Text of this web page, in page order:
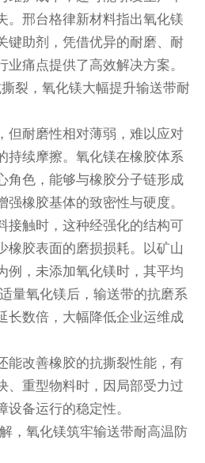
。邢台格律新材料指出氧化镁
键助剂，凭借优异的耐磨、耐
痛点提供了高效解决方案。
，氧化镁大幅提升输送带耐
耐磨性相对薄弱，难以应对
持续摩擦。氧化镁在橡胶体系
角色，能够与橡胶分子链形成
橡胶基体的致密性与硬度。
触时，这种经强化的结构可
橡胶表面的磨损损耗。以矿山
例，未添加氧化镁时，其平均
量氧化镁后，输送带的抗磨系
长数倍，大幅降低企业运维成
改善橡胶的抗撕裂性能，有
、重型物料时，因局部受力过
备运行的稳定性。
氧化镁筑牢输送带耐高温防